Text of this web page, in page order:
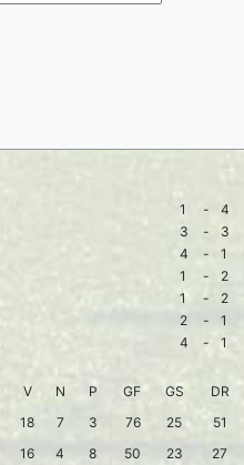
1 -
4
3 -
3
4 -
1
1 -
2
1 -
2
2 -
1
4 -
1
V N P GF GS
DR
18 7 3 76 25
51
16 4 8 50 23 27